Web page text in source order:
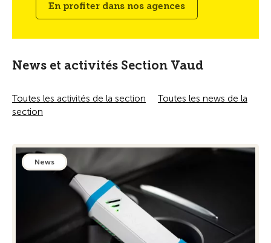
En profiter dans nos agences
News et activités Section Vaud
Toutes les activités de la section
Toutes les news de la
section
News